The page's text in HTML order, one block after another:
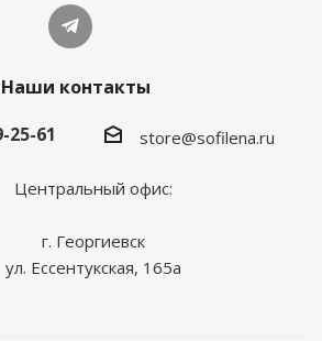
Наши контакты
25-61
store@sofilena.ru
Центральный офис:
г. Георгиевск
ул. Ессентукская, 165а